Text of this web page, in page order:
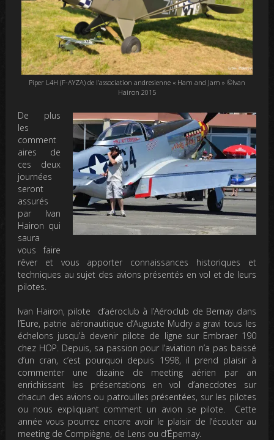
Piper L4H (F-AYZA) de l’association andresienne « Ham and Jam » ©Ivan
Hairon 2015
De plus
les
comment
aires de
ces deux
journées
seront
assurés
par Ivan
Hairon qui
saura
vous faire
rêver et vous apporter connaissances historiques et
techniques au sujet des avions présentés en vol et de leurs
pilotes.
Ivan Hairon, pilote d’aéroclub à l’Aéroclub de Bernay dans
l’Eure, patrie aéronautique d’Auguste Mudry a gravi tous les
échelons jusqu’à devenir pilote de ligne sur Embraer 190
chez HOP. Depuis, sa passion pour l’aviation n’a pas baissé
d’un cran, c’est pourquoi depuis 1998, il prend plaisir à
commenter une dizaine de meeting aérien par an
enrichissant les présentations en vol d’anecdotes sur
chacun des avions ou patrouilles présentées, sur les pilotes
ou nous expliquant comment un avion se pilote. Cette
année vous pourrez encore avoir le plaisir de l’écouter au
meeting de Compiègne, de Lens ou d’Épernay.